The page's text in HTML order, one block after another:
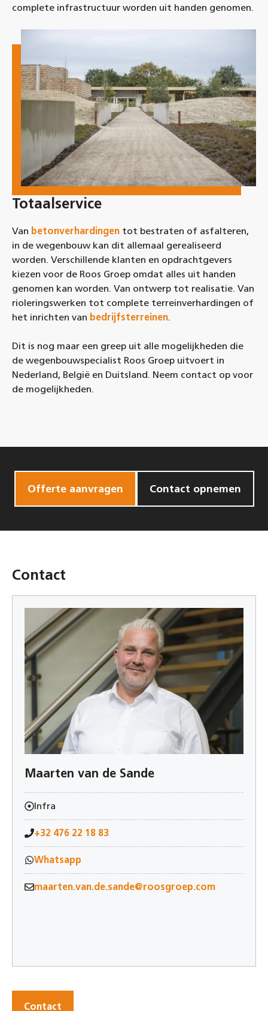
complete infrastructuur worden uit handen genomen.
Totaalservice
Van betonverhardingen tot bestraten of asfalteren,
in de wegenbouw kan dit allemaal gerealiseerd
worden. Verschillende klanten en opdrachtgevers
kiezen voor de Roos Groep omdat alles uit handen
genomen kan worden. Van ontwerp tot realisatie. Van
rioleringswerken tot complete terreinverhardingen of
het inrichten van bedrijfsterreinen.
Dit is nog maar een greep uit alle mogelijkheden die
de wegenbouwspecialist Roos Groep uitvoert in
Nederland, België en Duitsland. Neem contact op voor
de mogelijkheden.
Offerte aanvragen Contact opnemen
Contact
Maarten van de Sande
Infra
+32 476 22 18 83
Whatsapp
maarten.van.de.sande@roosgroep.com
Contact